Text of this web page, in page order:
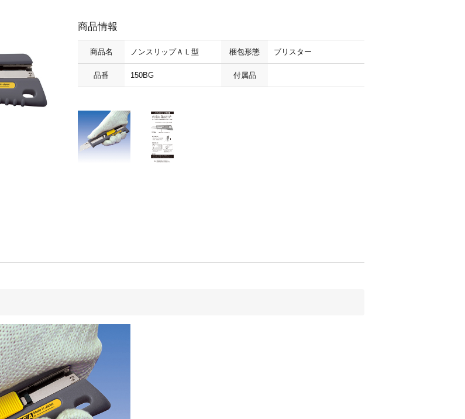
商品情報
商品名 ノンスリップＡＬ型
品番 150BG
梱包形態 ブリスター
付属品